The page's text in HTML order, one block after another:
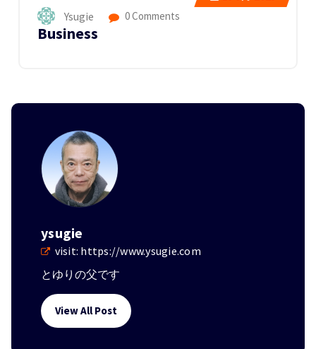
Ysugie 0 Comments
Business
ysugie
visit: https://www.ysugie.com
とゆりの父です
View All Post